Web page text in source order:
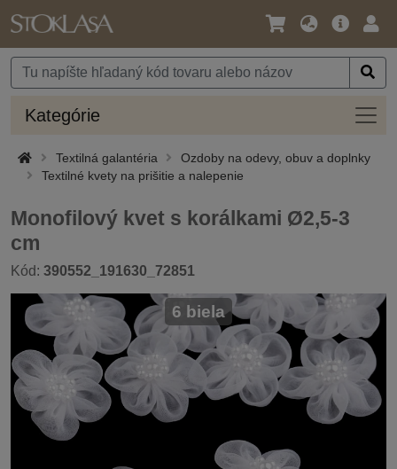
Jazyk
Mena
Hlavná
Kategórie
Textilná galantéria
Ozdoby na odevy, obuv a doplnky
Textilné kvety na prišitie a nalepenie
Monofilový kvet s korálkami Ø2,5-3
cm
Kód: 390552_191630_72851
6 biela